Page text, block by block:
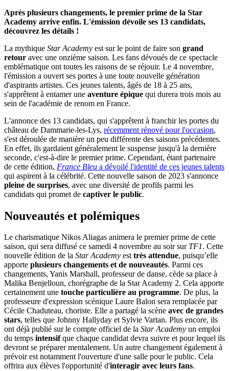
Après plusieurs changements, le premier prime de la Star
Academy arrive enfin. L'émission dévoile ses 13 candidats,
découvrez les détails !
La mythique Star Academy est sur le point de faire son grand
retour avec une onzième saison. Les fans dévoués de ce spectacle
emblématique ont toutes les raisons de se réjouir. Le 4 novembre,
l'émission a ouvert ses portes à une toute nouvelle génération
d'aspirants artistes. Ces jeunes talents, âgés de 18 à 25 ans,
s'apprêtent à entamer une aventure épique qui durera trois mois au
sein de l'académie de renom en France.
L'annonce des 13 candidats, qui s'apprêtent à franchir les portes du
château de Dammarie-les-Lys, récemment rénové pour l'occasion,
s'est déroulée de manière un peu différente des saisons précédentes.
En effet, ils gardaient généralement le suspense jusqu'à la dernière
seconde, c'est-à-dire le premier prime. Cependant, étant partenaire
de cette édition, France Bleu a dévoilé l'identité de ces jeunes talents
qui aspirent à la célébrité. Cette nouvelle saison de 2023 s'annonce
pleine de surprises, avec une diversité de profils parmi les
candidats qui promet de captiver le public.
Nouveautés et polémiques
Le charismatique Nikos Aliagas animera le premier prime de cette
saison, qui sera diffusé ce samedi 4 novembre au soir sur TF1. Cette
nouvelle édition de la Star Academy esttrès attendue, puisqu’elle
apporte plusieurs changements et de nouveautés. Parmi ces
changements, Yanis Marshall, professeur de danse, cède sa place à
Malika Benjelloun, chorégraphe de la Star Academy 2. Cela apporte
certainement une touche particulière au programme. De plus, la
professeure d'expression scénique Laure Balon sera remplacée par
Cécile Chaduteau, choriste. Elle a partagé la scène avec de grandes
stars, telles que Johnny Hallyday et Sylvie Vartan. Plus encore, ils
ont déjà publié sur le compte officiel de la Star Academy un emploi
du temps intensifque chaque candidat devra suivre et pour lequel ils
devront se préparer mentalement. Un autre changement également à
prévoir est notamment l'ouverture d'une salle pour le public. Cela
offrira aux élèves l'opportunité d'interagir avec leurs fans.